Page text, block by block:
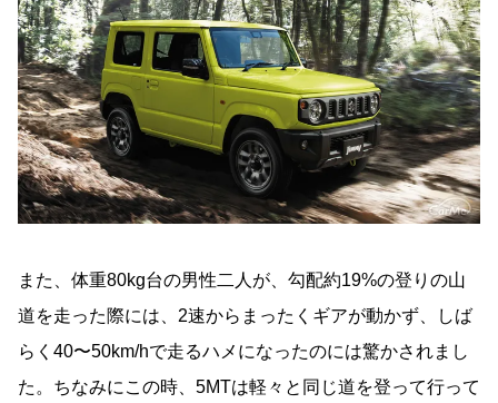
また、体重80kg台の男性二人が、勾配約19%の登りの山
道を走った際には、2速からまったくギアが動かず、しば
らく40〜50km/hで走るハメになったのには驚かされまし
た。ちなみにこの時、5MTは軽々と同じ道を登って行って